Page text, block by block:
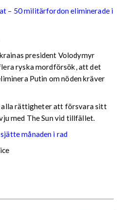
– 50 militärfordon eliminerade i
president Volodymyr
ryska mordförsök, att det
Putin om nöden kräver
alla rättigheter att försvara sitt
med The Sun vid tillfället.
månaden i rad